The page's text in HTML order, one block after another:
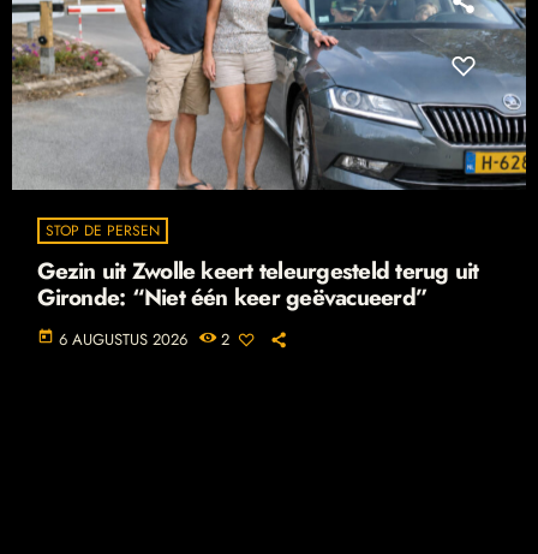
STOP DE PERSEN
Gezin uit Zwolle keert teleurgesteld terug uit
Gironde: “Niet één keer geëvacueerd”
today 6 AUGUSTUS 2026 2